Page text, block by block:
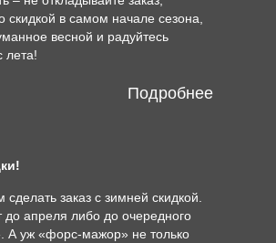
скидкой в самом начале сезона,
весной и радуйтесь
лета!
Подробнее
заказ с зимней скидкой.
до апреля либо до очередного
А уж «форс-мажор» не только